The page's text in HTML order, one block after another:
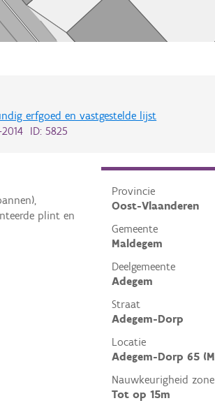
erfgoed en vastgestelde lijst
2014 ID: 5825
Provincie
Oost-Vlaanderen
Gemeente
Maldegem
Deelgemeente
Adegem
Straat
Adegem-Dorp
Locatie
Adegem-Dorp 65
Nauwkeurigheid zone
Tot op 15m
plint en